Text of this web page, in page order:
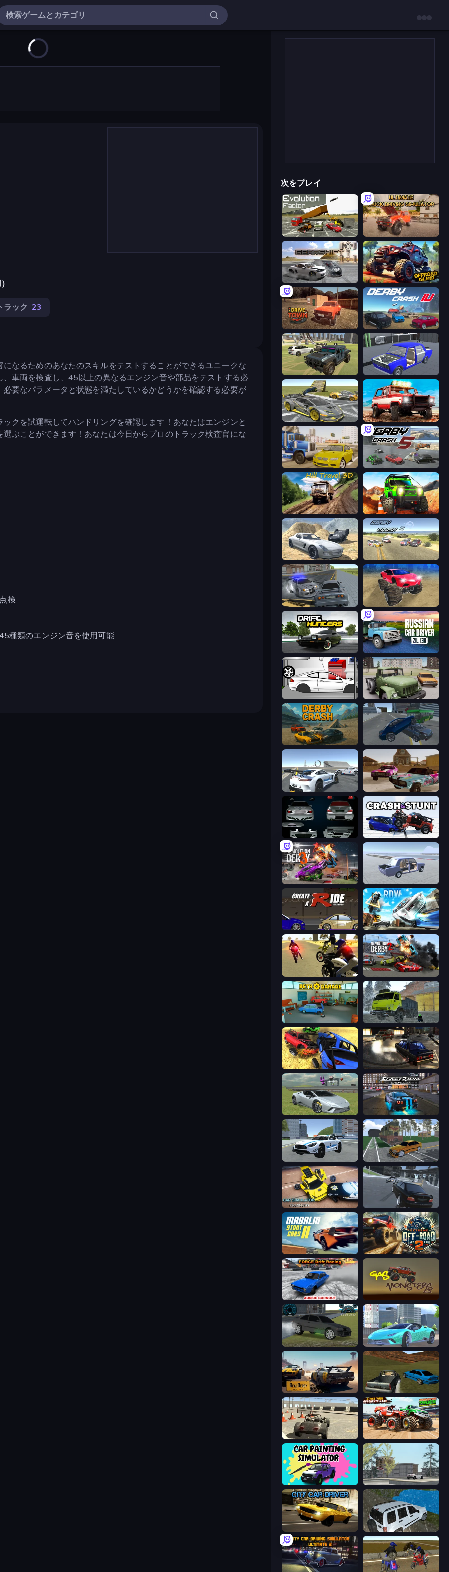
ラック 23
なるためのあなたのスキルをテストすることができるユニークな
車両を検査し、45以上の異なるエンジン音や部品をテストする必
要なパラメータと状態を満たしているかどうかを確認する必要が
クを試運転してハンドリングを確認します！あなたはエンジンと
ぶことができます！あなたは今日からプロのトラック検査官にな
検
種類のエンジン音を使用可能
次をプレイ
Evolution Factor Ultimate Truck Driving Simulator 2020
Gearshift One Offroad Island
DriveTown Derby Crash 4
4x4 Offroader Taz Mechanic Simulator
Wrong Way Offroad Masters Challenge
Crazy Car Stunts Derby Crash 5
Hill Travel 3D Offroad Life 3D
Derby Crash 2 Derby Crash 3
RCC City Racing
Drift Hunters Russian Car Driver ZIL 130
Drag Racer V2 Truck Driver Easy Road
Derby Crash Offroader V6
Village Car Stunts
Decorate My BMW M5 Crash & Stunt
Demolition Derby 3 Car Tuning Simulator
Create-A-Ride Real Drift World
3D Moto Simulator 2 Demolition Derby 2
Taiga Car Driver
Car Crash Simulator Royale City Classic Car Driving: 131
Sports Cars Driver
Crazy Stunt Cars 2 Obby: Car Crash Sandbox
Car Simulator: Crash City Transporter Hot Pursuit
Madalin Stunt Cars 2 Extreme Offroad Cars 2
Force Drift Racing: Aussie Burnout
Drift Runner 3D Real City Driver
RealDerby - Crash Day RCC Stunt Cars
Free Rally Monster Truck Demolition Derby
Car Painting Simulator Free Rally: Lost Angeles
City Car Driver Offroad Prado Mountain Hill Climbing